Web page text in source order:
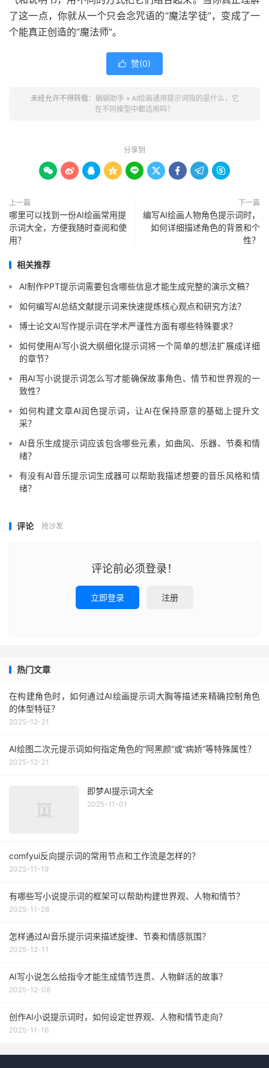
了这一点，你就从一个只会念咒语的“魔法学徒”，变成了一
个能真正创造的“魔法师”。
 赞(0)
未经允许不得转载： 蜗蜗助手» AI绘画通用提示词指的是什么，它
在不同模型中都适用吗？
分享到
        
上一篇
哪里可以找到一份AI绘画常用提
示词大全，方便我随时查阅和使
用？
下一篇
编写AI绘画人物角色提示词时，
如何详细描述角色的背景和个
性？
相关推荐
AI制作PPT提示词需要包含哪些信息才能生成完整的演示文稿？
如何编写AI总结文献提示词来快速提炼核心观点和研究方法？
博士论文AI写作提示词在学术严谨性方面有哪些特殊要求？
如何使用AI写小说大纲细化提示词将一个简单的想法扩展成详细
的章节？
用AI写小说提示词怎么写才能确保故事角色、情节和世界观的一
致性？
如何构建文章AI润色提示词，让AI在保持原意的基础上提升文
采？
AI音乐生成提示词应该包含哪些元素，如曲风、乐器、节奏和情
绪？
有没有AI音乐提示词生成器可以帮助我描述想要的音乐风格和情
绪？
评论 抢沙发
评论前必须登录！
立即登录 注册
热门文章
在构建角色时，如何通过AI绘画提示词大胸等描述来精确控制角色
的体型特征？
2025-12-21
AI绘图二次元提示词如何指定角色的“阿黑颜”或“病娇”等特殊属性？
2025-12-21
即梦AI提示词大全
2025-11-01
comfyui反向提示词的常用节点和工作流是怎样的？
2025-11-19
有哪些写小说提示词的框架可以帮助构建世界观、人物和情节？
2025-11-28
怎样通过AI音乐提示词来描述旋律、节奏和情感氛围？
2025-12-11
AI写小说怎么给指令才能生成情节连贯、人物鲜活的故事？
2025-12-08
创作AI小说提示词时，如何设定世界观、人物和情节走向？
2025-11-16